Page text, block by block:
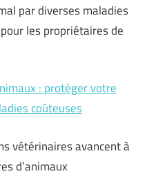
par diverses maladies
les propriétaires de
: protéger votre
coûteuses
vétérinaires avancent à
d’animaux